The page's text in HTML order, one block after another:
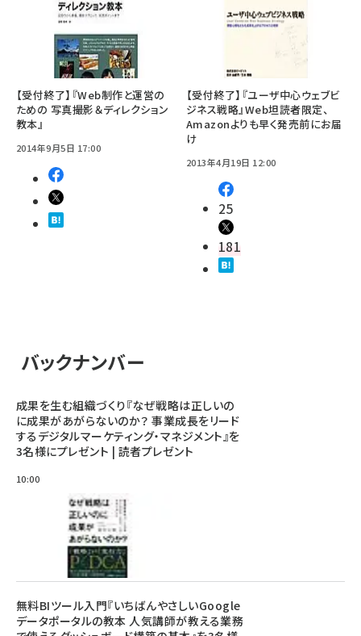
【受付終了】『Web制作と運営の
ための 写真撮影＆ディレクション
教本』
2014年9月5日 17:00
【受付終了】『ユーザ中心ウェブビ
ジネス戦略』Web坦読者限定、
Amazonよりも早く発売前にお届
け
2013年4月19日 12:00
25
181
バックナンバー
成果を生む組織づくり『なぜ戦略は正しいの
に成果があがらないのか？ 事業成長をリード
するデジタルマーケティング・マネジメント』を
3名様にプレゼント | 読者プレゼント
10:00
無料BIツール入門『いちばんやさしいGoogle
データポータルの教本 人気講師が教える業務